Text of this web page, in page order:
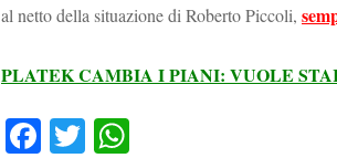
al netto della situazione di Roberto Piccoli,
PLATEK CAMBIA I PIANI: VUOLE
Fa T